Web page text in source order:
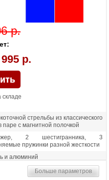
р.
995 р.
стрельбы из классического
паре с магнитной полочкой
2 шестигранника, 3
пружинки разной жесткости
и алюминий
Больше параметров